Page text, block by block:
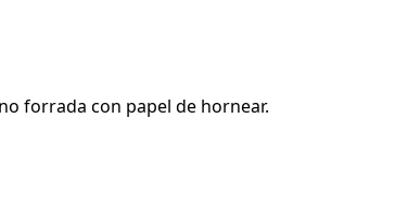
forrada con papel de hornear.